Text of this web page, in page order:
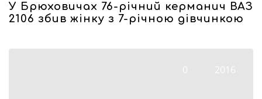
У Брюховичах 76-річний керманич ВАЗ
2106 збив жінку з 7-річною дівчинкою
0 2016